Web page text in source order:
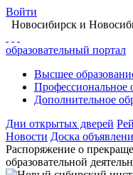
Войти
Новосибирск и
образовательный портал
Высшее
Профессиональное
Дополнительное
Дни открытых дверей
Новости Доска
Распоряжение о
образовательной